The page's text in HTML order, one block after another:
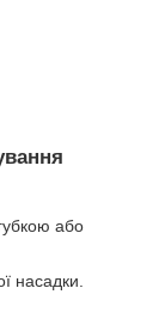
або
насадки.